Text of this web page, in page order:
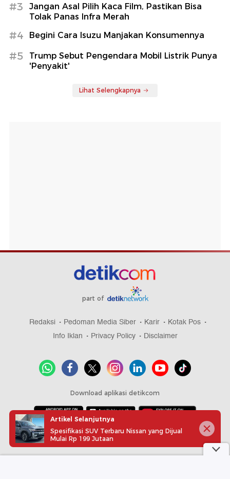
#3
Jangan Asal Pilih Kaca Film, Pastikan Bisa
Tolak Panas Infra Merah
#4 Begini Cara Isuzu Manjakan Konsumennya
#5
Trump Sebut Pengendara Mobil Listrik Punya
'Penyakit'
Lihat Selengkapnya
part of
Redaksi Pedoman Media Siber Karir
Kotak Pos
Info Iklan
Privacy Policy Disclaimer
Download aplikasi detikcom
Copyright @ 2026 detikcom, All right reserved
Artikel Selanjutnya
Spesifikasi SUV Terbaru Nissan yang Dijual
Mulai Rp 199 Jutaan